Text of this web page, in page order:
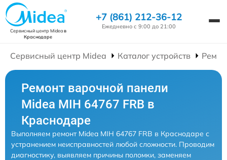
Сервисный центр Mideaв
Краснодаре
+7 (861) 212-36-12
Ежедневно с 9:00 до 21:00
Сервисный центр Midea Каталог устройств
Ремонт варочной панели
Midea MIH 64767 FRB в
Краснодаре
Выполняем ремонт Midea MIH 64767 FRB в Краснодаре с
устранением неисправностей любой сложности. Проводим
диагностику, выявляем причины поломки, заменяем